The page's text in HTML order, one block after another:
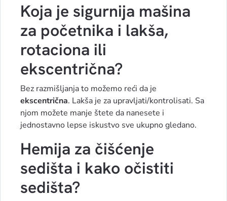
Koja je sigurnija mašina
za početnika i lakša,
rotaciona ili
ekscentrična?
Bez razmišljanja to možemo reći da je
ekscentrična. Lakša je za upravljati/kontrolisati. Sa
njom možete manje štete da nanesete i
jednostavno lepse iskustvo sve ukupno gledano.
Hemija za čišćenje
sedišta i kako očistiti
sedišta?